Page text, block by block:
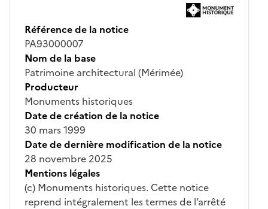
Référence de la notice
PA93000007
Nom de la base
Patrimoine architectural (Mérimée)
Producteur
Monuments historiques
Date de création de la notice
30 mars 1999
Date de dernière modification de la notice
28 novembre 2025
Mentions légales
(c) Monuments historiques. Cette notice
reprend intégralement les termes de l’arrêté